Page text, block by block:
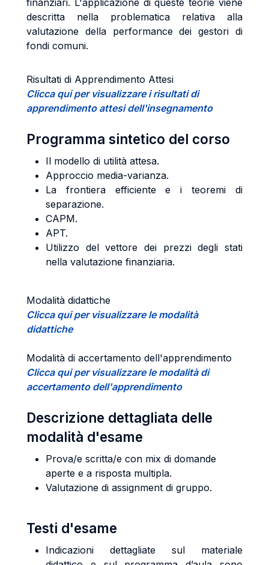
finanziari. L'applicazione di queste teorie viene
descritta nella problematica relativa alla
valutazione della performance dei gestori di
fondi comuni.
Risultati di Apprendimento Attesi
Clicca qui per visualizzare i risultati di
apprendimento attesi dell'insegnamento
Programma sintetico del corso
Il modello di utilità attesa.
Approccio media-varianza.
La frontiera efficiente e i teoremi di
separazione.
CAPM.
APT.
Utilizzo del vettore dei prezzi degli stati
nella valutazione finanziaria.
Modalità didattiche
Clicca qui per visualizzare le modalità
didattiche
Modalità di accertamento dell'apprendimento
Clicca qui per visualizzare le modalità di
accertamento dell'apprendimento
Descrizione dettagliata delle
modalità d'esame
Prova/e scritta/e con mix di domande
aperte e a risposta multipla.
Valutazione di assignment di gruppo.
Testi d'esame
Indicazioni dettagliate sul materiale